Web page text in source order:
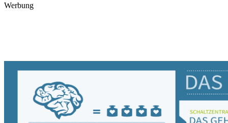
Werbung